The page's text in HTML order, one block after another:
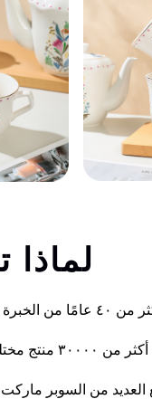
لماذا
العديد من السوبر